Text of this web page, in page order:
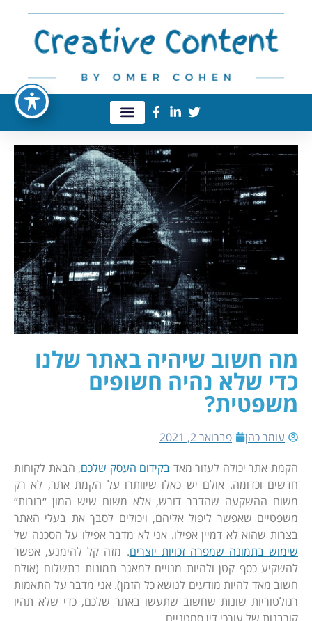
מה חשוב שיהיה באתר שלנו
כדי שלא נהיה חשופים
משפטית?
עומר כהן
פברואר 2, 2021
הקמת אתר יכולה לעזור מאד בקידום העסק שלכם, הבאת לקוחות
חדשים וכדומה. אולם יש כאלו שיוותרו על הקמת אתר, לא רק
משום ההשקעה שהדבר דורש, אלא משום שיש המון ״בורות״
משפטיים שאפשר ליפול אליהם, ויכולים לסבך את בעלי האתר
בצרות שהוא לא דמיין אפילו. אני לא מדבר אפילו על הסכנה של
שימוש בתמונה שמפרה זכויות יוצרים. מזה קל להימנע, אפשר
להשקיע כסף קטן ולהיות מנויים למאגר תמונות בתשלום (אולם
חשוב מאד להיות מודעים לנושא כל הזמן). אני מדבר על התאמות
רגולטוריות שונות שחשוב שתעשו באתר שלכם, כדי שלא תהיו